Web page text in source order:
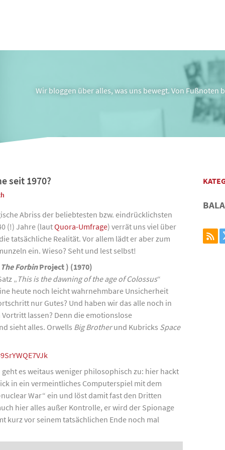
Wir bloggen über alles, was uns bewegt. Von Fußnoten
seit 1970?
Abriss der beliebtesten bzw. eindrücklichsten
(!) Jahre (lautQuora-Umfrage) verrät uns viel über
tatsächliche Realität. Vor allem lädt er aber zum
ein. Wieso? Seht und lest selbst!
ForbinProject ) (1970)
„ This is the dawning of the age of Colossus“
heute noch leicht wahrnehmbare Unsicherheit
nur Gutes? Und haben wir das alle noch in
lassen? Denn die emotionslose
sieht alles. Orwells Big Brotherund Kubricks Space
geht es weitaus weniger philosophisch zu: hier hackt
in ein vermeintliches Computerspiel mit dem
War“ ein und löst damit fast den Dritten
hier alles außer Kontrolle, er wird der Spionage
kurz vor seinem tatsächlichen Ende noch mal